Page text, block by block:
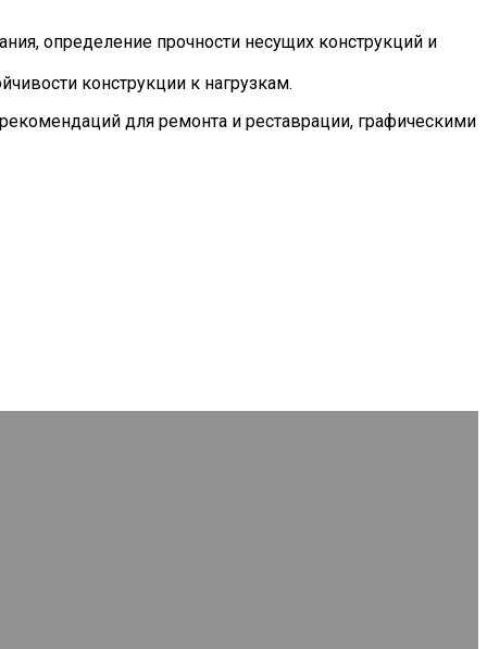
определение прочности несущих конструкций и
конструкции к нагрузкам.
для ремонта и реставрации, графическими